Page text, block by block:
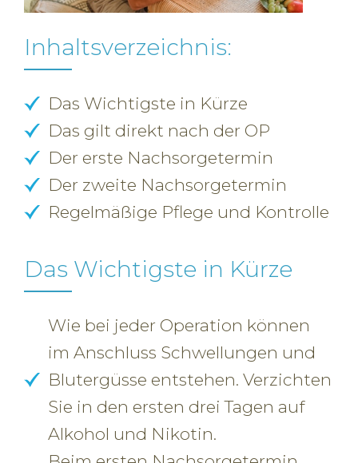
Inhaltsverzeichnis:
Das Wichtigste in Kürze
Das gilt direkt nach der OP
Der erste Nachsorgetermin
Der zweite Nachsorgetermin
Regelmäßige Pflege und Kontrolle
Das Wichtigste in Kürze
Wie bei jeder Operation können
im Anschluss Schwellungen und
Blutergüsse entstehen. Verzichten
Sie in den ersten drei Tagen auf
Alkohol und Nikotin.